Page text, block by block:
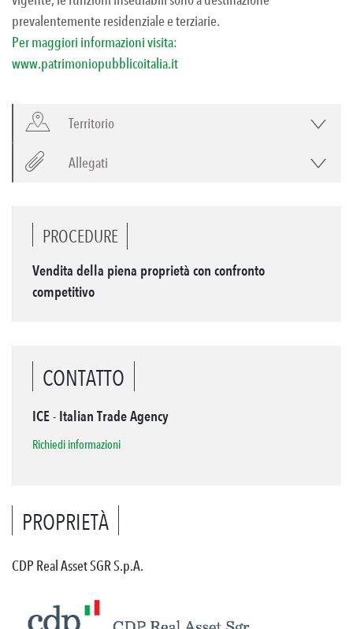
prevalentemente residenziale e terziarie.
Per maggiori informazioni visita:
www.patrimoniopubblicoitalia.it
Territorio
Allegati
PROCEDURE
Vendita della piena proprietà con confronto
competitivo
CONTATTO
ICE - Italian Trade Agency
Richiedi informazioni
PROPRIETÀ
CDP Real Asset SGR S.p.A.